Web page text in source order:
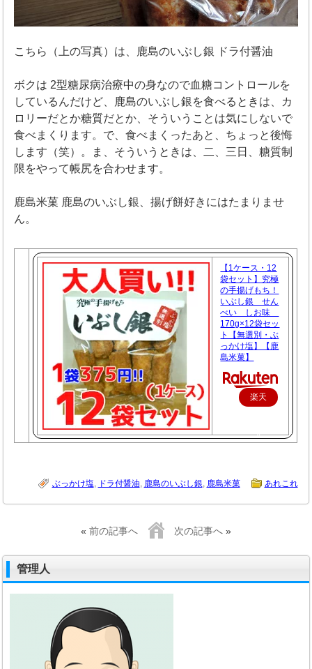
こちら（上の写真）は、鹿島のいぶし銀 ドラ付醤油
ボクは 2型糖尿病治療中の身なので血糖コントロールを
しているんだけど、鹿島のいぶし銀を食べるときは、カ
ロリーだとか糖質だとか、そういうことは気にしないで
食べまくります。で、食べまくったあと、ちょっと後悔
します（笑）。ま、そういうときは、二、三日、糖質制
限をやって帳尻を合わせます。
鹿島米菓 鹿島のいぶし銀、揚げ餅好きにはたまりませ
ん。
【1ケース・12
袋セット】究極
の手揚げもち！
いぶし銀 せん
べい しお味
170g×12袋セッ
ト【無選別・ぶ
っかけ塩】【鹿
島米菓】
楽天
入
ぶっかけ塩, ドラ付醤油, 鹿島のいぶし銀, 鹿島米菓 あれこれ
« 前の記事へ 次の記事へ »
管理人